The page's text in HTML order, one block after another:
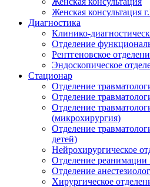
Женская консультация
Диагностика
Клинико-
Отделение
Рентгеновское
Эндоскопическое
Стационар
Отделение
Отделение
Отделение
(микрохирургия)
Отделение
детей)
Нейрохирургическое
Отделение реанимации
Отделение
Хирургическое